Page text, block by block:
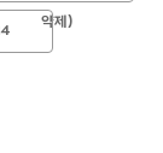
약제)